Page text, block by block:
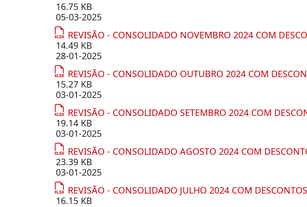
16.75 KB
05-03-2025
REVISÃO - CONSOLIDADO NOVEMBRO 2024 COM
14.49 KB
28-01-2025
REVISÃO - CONSOLIDADO OUTUBRO 2024 COM
15.27 KB
03-01-2025
REVISÃO - CONSOLIDADO SETEMBRO 2024 COM
19.14 KB
03-01-2025
REVISÃO - CONSOLIDADO AGOSTO 2024 COM
23.39 KB
03-01-2025
REVISÃO - CONSOLIDADO JULHO 2024 COM DESCONTOS
16.15 KB